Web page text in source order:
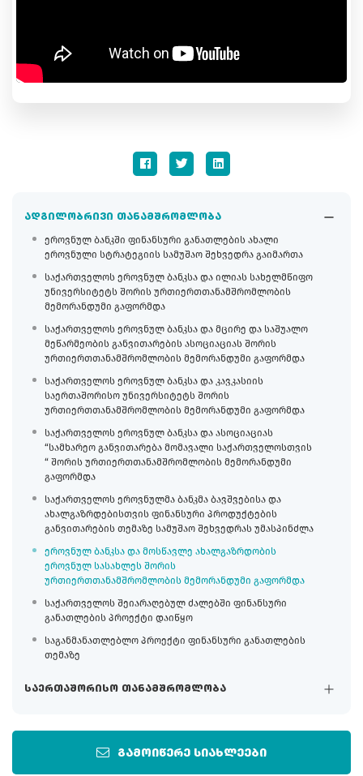
ადგილობრივი თანამშრომლობა
ეროვნულ ბანკში ფინანსური განათლების ახალი
ეროვნული სტრატეგიის სამუშაო შეხვედრა გაიმართა
საქართველოს ეროვნულ ბანკსა და ილიას სახელმწიფო
უნივერსიტეტს შორის ურთიერთთანამშრომლობის
მემორანდუმი გაფორმდა
საქართველოს ეროვნულ ბანკსა და მცირე და საშუალო
მეწარმეობის განვითარების ასოციაციას შორის
ურთიერთთანამშრომლობის მემორანდუმი გაფორმდა
საქართველოს ეროვნულ ბანკსა და კავკასიის
საერთაშორისო უნივერსიტეტს შორის
ურთიერთთანამშრომლობის მემორანდუმი გაფორმდა
საქართველოს ეროვნულ ბანკსა და ასოციაციას
“სამხარეო განვითარება მომავალი საქართველოსთვის
“ შორის ურთიერთთანამშრომლობის მემორანდუმი
გაფორმდა
საქართველოს ეროვნულმა ბანკმა ბავშვებისა და
ახალგაზრდებისთვის ფინანსური პროდუქტების
განვითარების თემაზე სამუშაო შეხვედრას უმასპინძლა
ეროვნულ ბანკსა და მოსწავლე ახალგაზრდობის
ეროვნულ სასახლეს შორის
ურთიერთთანამშრომლობის მემორანდუმი გაფორმდა
საქართველოს შეიარაღებულ ძალებში ფინანსური
განათლების პროექტი დაიწყო
საგანმანათლებლო პროექტი ფინანსური განათლების
თემაზე
საერთაშორისო თანამშრომლობა
გამოიწერე სიახლეები